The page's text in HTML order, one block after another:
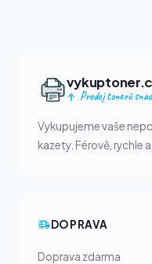
Prodej tonerů
Vykupujeme vaše
kazety. Férově, rychle
DOPRAVA
Doprava zdarma